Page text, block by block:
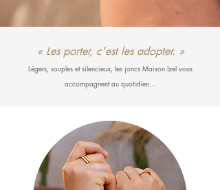
« Les porter, c'est les adopter. »
Légers, souples etsilencieux, les joncs Maison Izel vous
accompagnent au quotidien...